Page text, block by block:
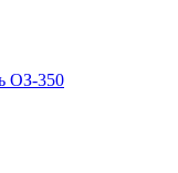
ОЗ-350